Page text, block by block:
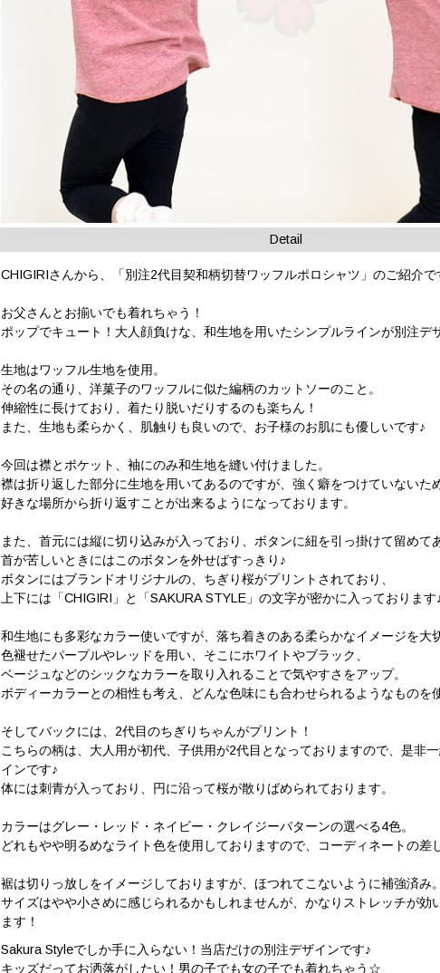
Detail
CHIGIRIさんから、「別注2代目契和柄切替ワッフルポロシャツ」のご紹介で
お父さんとお揃いでも着れちゃう！
ポップでキュート！大人顔負けな、和生地を用いたシンプルラインが別注デ
生地はワッフル生地を使用。
その名の通り、洋菓子のワッフルに似た編柄のカットソーのこと。
伸縮性に長けており、着たり脱いだりするのも楽ちん！
また、生地も柔らかく、肌触りも良いので、お子様のお肌にも優しいです♪
今回は襟とポケット、袖にのみ和生地を縫い付けました。
襟は折り返した部分に生地を用いてあるのですが、強く癖をつけていないた
好きな場所から折り返すことが出来るようになっております。
また、首元には縦に切り込みが入っており、ボタンに紐を引っ掛けて留めて
首が苦しいときにはこのボタンを外せばすっきり♪
ボタンにはブランドオリジナルの、ちぎり桜がプリントされており、
上下には「CHIGIRI」と「SAKURA STYLE」の文字が密かに入っております
和生地にも多彩なカラー使いですが、落ち着きのある柔らかなイメージを大
色褪せたパープルやレッドを用い、そこにホワイトやブラック、
ベージュなどのシックなカラーを取り入れることで気やすさをアップ。
ボディーカラーとの相性も考え、どんな色味にも合わせられるようなものを
そしてバックには、2代目のちぎりちゃんがプリント！
こちらの柄は、大人用が初代、子供用が2代目となっておりますので、是非
インです♪
体には刺青が入っており、円に沿って桜が散りばめられております。
カラーはグレー・レッド・ネイビー・クレイジーパターンの選べる4色。
どれもやや明るめなライト色を使用しておりますので、コーディネートの差
裾は切りっ放しをイメージしておりますが、ほつれてこないように補強済み。
サイズはやや小さめに感じられるかもしれませんが、かなりストレッチが効
ます！
Sakura Styleでしか手に入らない！当店だけの別注デザインです♪
キッズだってお洒落がしたい！男の子でも女の子でも着れちゃう☆